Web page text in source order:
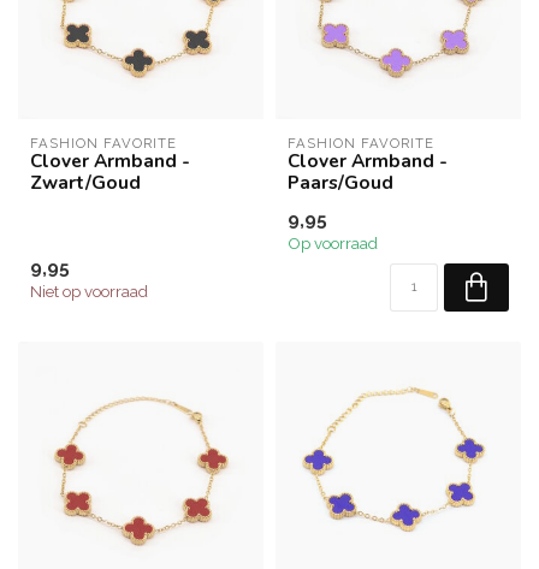
FASHION FAVORITE
Clover Armband -
Zwart/Goud
9,95
Niet op voorraad
FASHION FAVORITE
Clover Armband -
Paars/Goud
9,95
Op voorraad